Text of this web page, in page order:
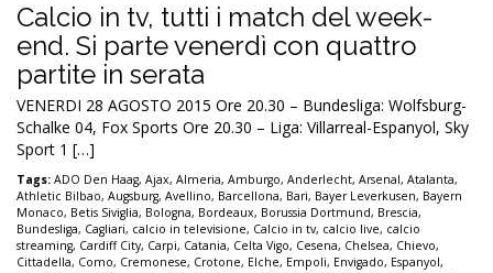
Calcio in tv, tutti i match del week-
end. Si parte venerdì con quattro
partite in serata
VENERDI 28 AGOSTO 2015 Ore 20.30 – Bundesliga: Wolfsburg-
Schalke 04, Fox Sports Ore 20.30 – Liga: Villarreal-Espanyol, Sky
Sport 1 […]
Tags: ADO Den Haag, Ajax, Almeria, Amburgo, Anderlecht, Arsenal, Atalanta,
Athletic Bilbao, Augsburg, Avellino, Barcellona, Bari, Bayer Leverkusen, Bayern
Monaco, Betis Siviglia, Bologna, Bordeaux, Borussia Dortmund, Brescia,
Bundesliga, Cagliari, calcio in televisione, Calcio in tv, calcio live, calcio
streaming, Cardiff City, Carpi, Catania, Celta Vigo, Cesena, Chelsea, Chievo,
Cittadella, Como, Cremonese, Crotone, Elche, Empoli, Envigado, Espanyol,